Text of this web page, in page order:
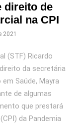
direito de
na CPI
2021
(STF) Ricardo
da secretária
Saúde, Mayra
de algumas
que prestará
da Pandemia